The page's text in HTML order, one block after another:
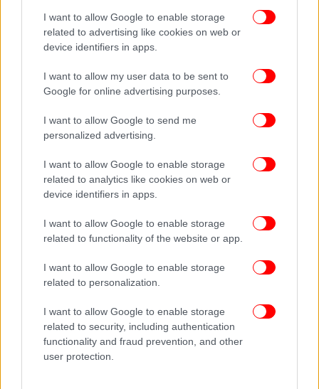
I want to allow Google to enable storage
related to advertising like cookies on web or
device identifiers in apps.
I want to allow my user data to be sent to
Google for online advertising purposes.
I want to allow Google to send me
personalized advertising.
I want to allow Google to enable storage
related to analytics like cookies on web or
device identifiers in apps.
I want to allow Google to enable storage
related to functionality of the website or app.
I want to allow Google to enable storage
related to personalization.
I want to allow Google to enable storage
related to security, including authentication
functionality and fraud prevention, and other
user protection.
Στην ενέργεια, ο Όμιλος ΓΕΚ ΤΕΡΝΑ υλοποιεί
αποθήκευση ενέργειας, ενώ αναπτύσσει κρίσιμες
ενεργειακές υποδομές εντός κι εκτός Ελλάδας. Οι
επενδύσεις και τα έργα του Ομίλου ενισχύουν την
ενεργειακή αυτονομία κι ασφάλεια της χώρας και
οδηγούν σε πιο προσιτές τιμές ηλεκτρικής
Όμιλος κατέχει ισχυρή θέση εκτός από την
ηλεκτροπαραγωγή και στην εμπορία ηλεκτρικής
ενέργειας και φυσικού αερίου, προσφέροντας
πρωτοποριακές κι ανταγωνιστικές λύσεις σε
χιλιάδες νοικοκυριά κι επιχειρήσεις.